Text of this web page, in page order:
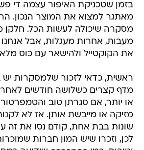
בזמן שטכניקת האיפור עצמה די
מאתגר למצוא את המוצר הנכון.
מסקרה שיכולה לעשות הכל. חלקן
מעבות, אחרות מעגלות, אבל
את הקוקטייל ולהישאר עם כוס
ראשית, כדאי לזכור שלמסקרות יש
מדף קצרים כשלושה חודשים
או יותר, אם סגרתן טוב
מזיקה או מייבשת אותן. אז לא
שונות בבת אחת, קודם נסו את זה
לכן, וזכרו שיש המון חברות